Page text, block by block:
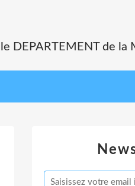
DEPARTEMENT de la